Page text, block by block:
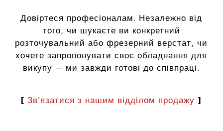
Довіртеся професіоналам. Незалежно від
того, чи шукаєте ви конкретний
розточувальний або фрезерний верстат, чи
хочете запропонувати своє обладнання для
викупу — ми завжди готові до співпраці.
[Зв'язатися з нашим відділом продажу ]